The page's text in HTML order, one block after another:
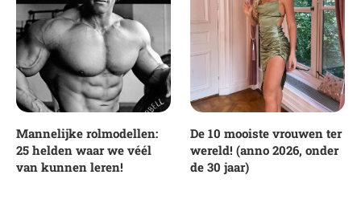
Mannelijke rolmodellen:
25 helden waar we véél
van kunnen leren!
De 10 mooiste vrouwen ter
wereld! (anno 2026, onder
de 30 jaar)